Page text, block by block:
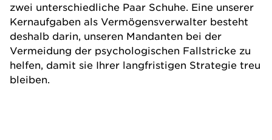
zwei unterschiedliche Paar Schuhe. Eine unserer
Kernaufgaben als Vermögensverwalter besteht
deshalb darin, unseren Mandanten bei der
Vermeidung der psychologischen Fallstricke zu
helfen, damit sie Ihrer langfristigen Strategie treu
bleiben.